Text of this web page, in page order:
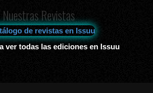
Nuestras Revistas
ver todas las ediciones en Issuu